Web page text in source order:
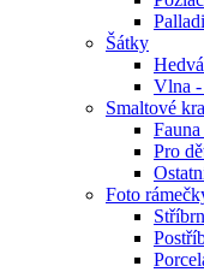
Šátky
Vlna -
Smaltové
Pro
Foto